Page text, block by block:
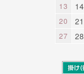
13
14
20
21
27
28